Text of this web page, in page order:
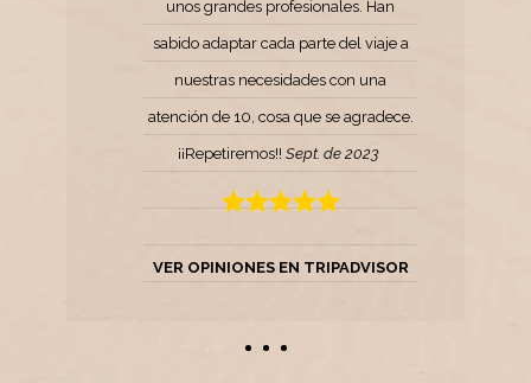
unos grandes profesionales. Han
sabido adaptar cada parte del viaje a
nuestras necesidades con una
atención de 10, cosa que se agradece.
¡¡Repetiremos!! Sept. de 2023
VER OPINIONES EN TRIPADVISOR